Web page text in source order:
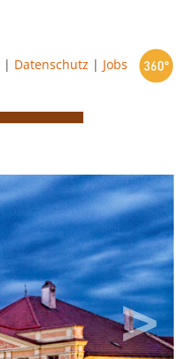
| Datenschutz | Jobs